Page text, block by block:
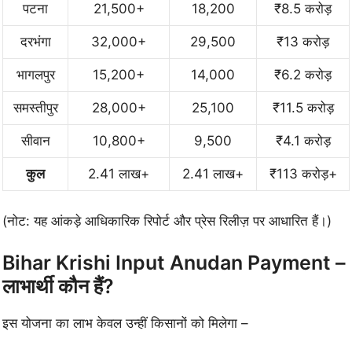
पटना 21,500+ 18,200 ₹8.5 करोड़
दरभंगा 32,000+ 29,500 ₹13 करोड़
भागलपुर 15,200+ 14,000 ₹6.2 करोड़
समस्तीपुर 28,000+ 25,100 ₹11.5 करोड़
सीवान 10,800+ 9,500 ₹4.1 करोड़
कुल 2.41 लाख+ 2.41 लाख+ ₹113 करोड़+
(नोट: यह आंकड़े आधिकारिक रिपोर्ट और प्रेस रिलीज़ पर आधारित हैं।)
Bihar Krishi Input Anudan Payment –
लाभार्थी कौन हैं?
इस योजना का लाभ केवल उन्हीं किसानों को मिलेगा –